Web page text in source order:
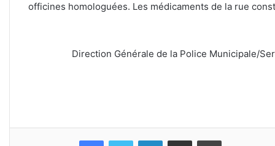
officines homologuées. Les médicaments de la rue
Direction Générale de la Police Municipale/
FacebookTwitter LinkedinPartager par email Imprimer